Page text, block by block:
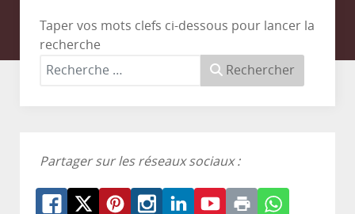
Taper vos mots clefs ci-dessous pour lancer la
recherche
Rechercher
Partager sur les réseaux sociaux :